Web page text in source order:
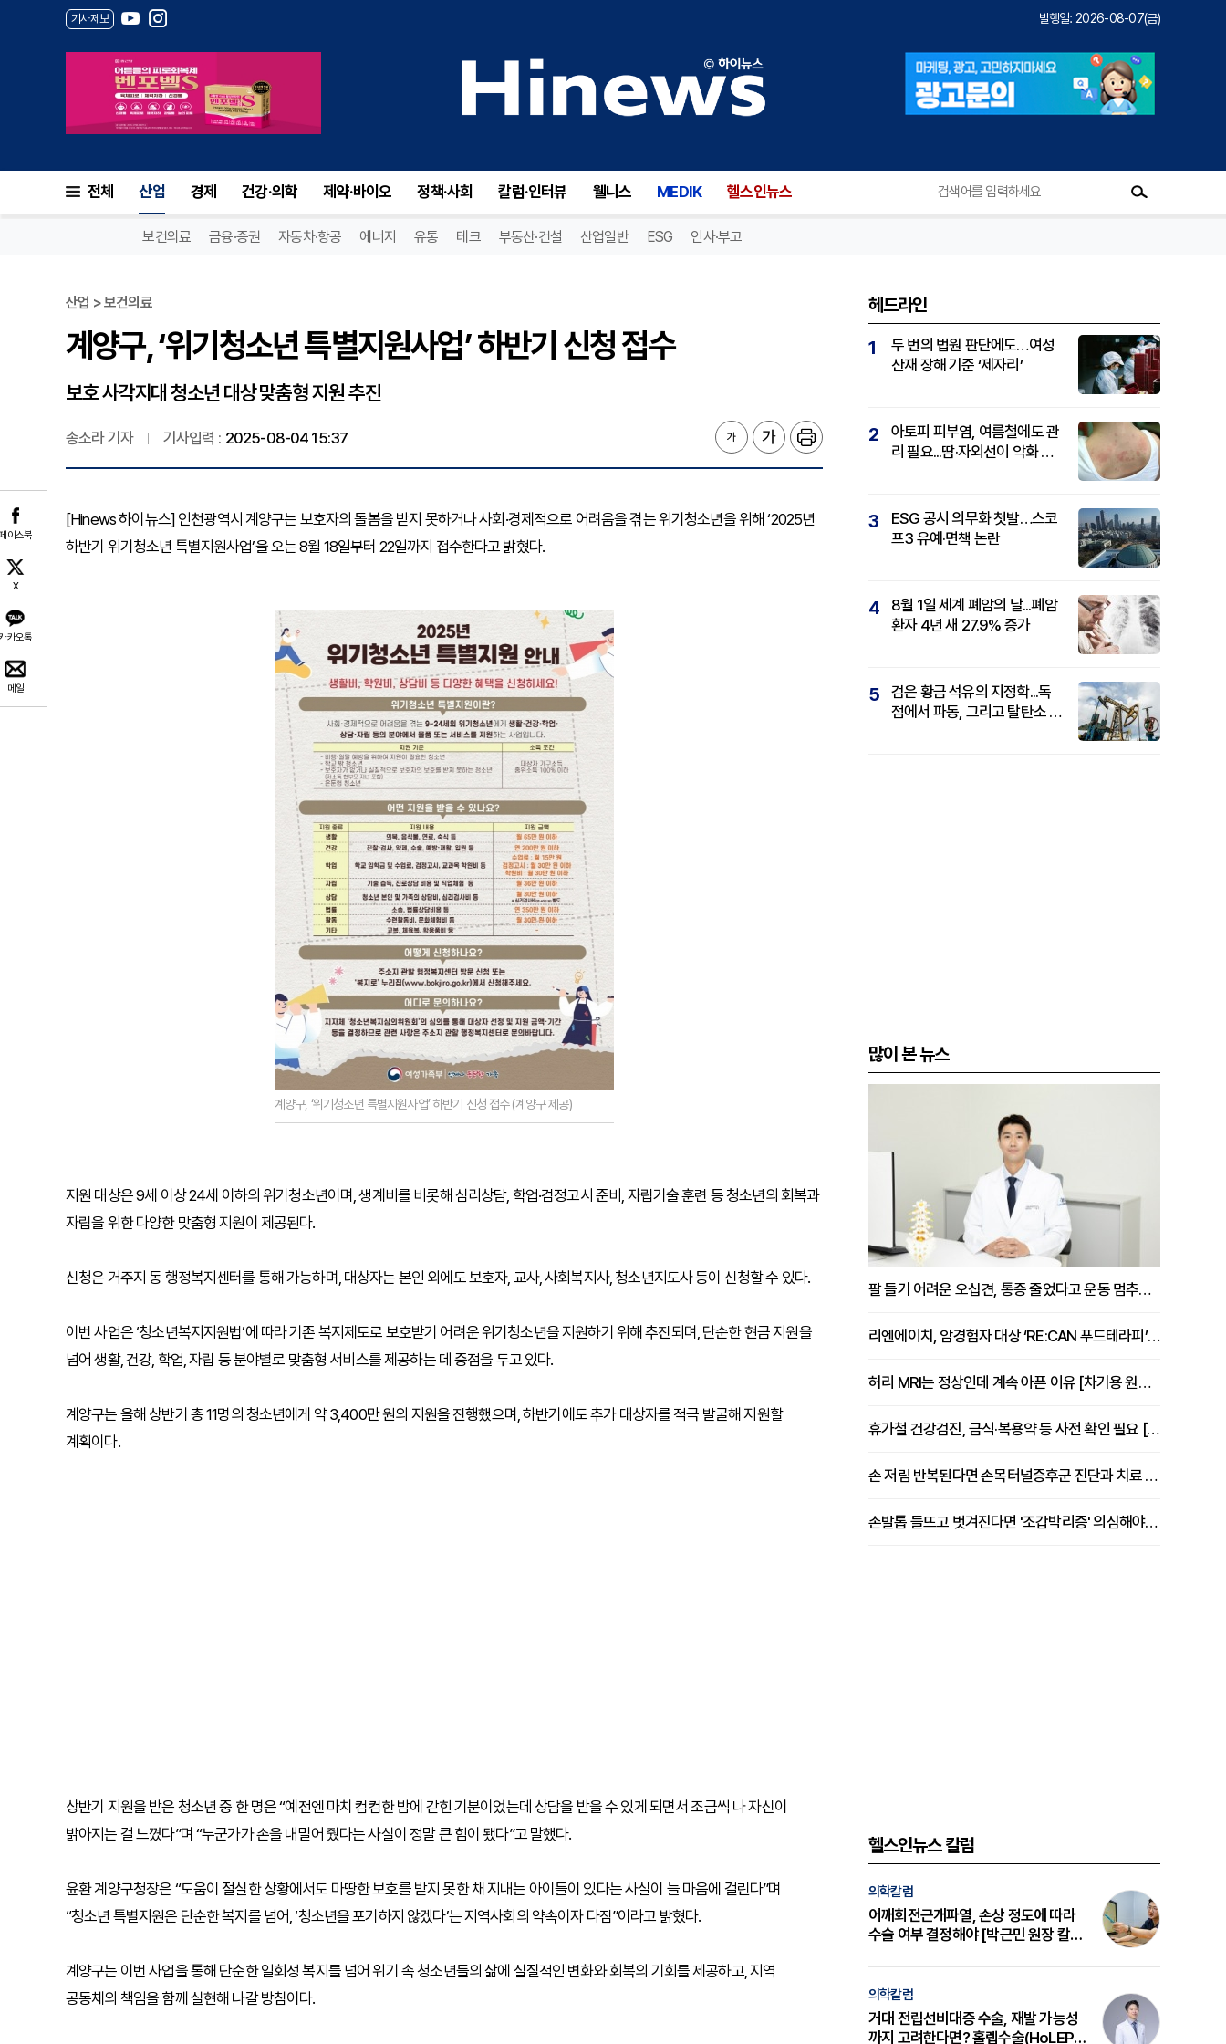
기사제보 발행일: 2026-08-07(금)
전체 산업 경제 건강·의학 제약·바이오 정책·사회 칼럼·인터뷰 웰니스 MEDIK 헬스인뉴스
보건의료 금융·증권 자동차·항공 에너지 유통 테크 부동산·건설 산업일반 ESG 인사·부고
이스북
X
카오톡
메일
산업 > 보건의료
계양구, ‘위기청소년 특별지원사업’ 하반기 신청 접수
보호 사각지대 청소년 대상 맞춤형 지원 추진
송소라 기자 기사입력 : 2025-08-04 15:37
[Hinews 하이뉴스] 인천광역시 계양구는 보호자의 돌봄을 받지 못하거나 사회·경제적으로 어려움을 겪는 위기청소년을 위해 ‘2025년
하반기 위기청소년 특별지원사업’을 오는 8월 18일부터 22일까지 접수한다고 밝혔다.
계양구, ‘위기청소년 특별지원사업’ 하반기 신청 접수 (계양구 제공)
지원 대상은 9세 이상 24세 이하의 위기청소년이며, 생계비를 비롯해 심리상담, 학업·검정고시 준비, 자립기술 훈련 등 청소년의 회복과
자립을 위한 다양한 맞춤형 지원이 제공된다.
신청은 거주지 동 행정복지센터를 통해 가능하며, 대상자는 본인 외에도 보호자, 교사, 사회복지사, 청소년지도사 등이 신청할 수 있다.
이번 사업은 ‘청소년복지지원법’에 따라 기존 복지제도로 보호받기 어려운 위기청소년을 지원하기 위해 추진되며, 단순한 현금 지원을
넘어 생활, 건강, 학업, 자립 등 분야별로 맞춤형 서비스를 제공하는 데 중점을 두고 있다.
계양구는 올해 상반기 총 11명의 청소년에게 약 3,400만 원의 지원을 진행했으며, 하반기에도 추가 대상자를 적극 발굴해 지원할
계획이다.
상반기 지원을 받은 청소년 중 한 명은 “예전엔 마치 컴컴한 밤에 갇힌 기분이었는데 상담을 받을 수 있게 되면서 조금씩 나 자신이
밝아지는 걸 느꼈다”며 “누군가가 손을 내밀어 줬다는 사실이 정말 큰 힘이 됐다”고 말했다.
윤환 계양구청장은 “도움이 절실한 상황에서도 마땅한 보호를 받지 못한 채 지내는 아이들이 있다는 사실이 늘 마음에 걸린다”며
“청소년 특별지원은 단순한 복지를 넘어, ‘청소년을 포기하지 않겠다’는 지역사회의 약속이자 다짐”이라고 밝혔다.
계양구는 이번 사업을 통해 단순한 일회성 복지를 넘어 위기 속 청소년들의 삶에 실질적인 변화와 회복의 기회를 제공하고, 지역
공동체의 책임을 함께 실현해 나갈 방침이다.
헤드라인
1
두 번의 법원 판단에도…여성
산재 장해 기준 ‘제자리’
2
아토피 피부염, 여름철에도 관
리 필요...땀·자외선이 악화 요
3
ESG 공시 의무화 첫발…스코
프3 유예·면책 논란
4
8월 1일 세계 폐암의 날...폐암
환자 4년 새 27.9% 증가
5
검은 황금 석유의 지정학...독
점에서 파동, 그리고 탈탄소 패
많이 본 뉴스
팔 들기 어려운 오십견, 통증 줄었다고 운동 멈추면 안 되는 이유 [이병욱 원장 칼럼]
리엔에이치, 암경험자 대상 ‘RE:CAN 푸드테라피’ 운영
허리 MRI는 정상인데 계속 아픈 이유 [차기용 원장 칼럼]
휴가철 건강검진, 금식·복용약 등 사전 확인 필요 [정도감 원장 칼럼]
손 저림 반복된다면 손목터널증후군 진단과 치료 시기 살펴야 [김동현 원장 칼럼]
손발톱 들뜨고 벗겨진다면 '조갑박리증' 의심해야 [김철윤 원장 칼럼]
헬스인뉴스 칼럼
의학칼럼
어깨회전근개파열, 손상 정도에 따라
수술 여부 결정해야 [박근민 원장 칼
의학칼럼
거대 전립선비대증 수술, 재발 가능성
까지 고려한다면? 홀렙수술(HoLEP)